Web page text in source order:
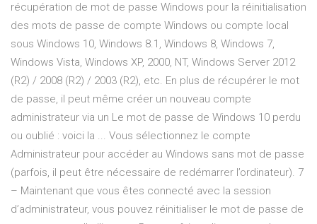
récupération de mot de passe Windows pour la réinitialisation
des mots de passe de compte Windows ou compte local
sous Windows 10, Windows 8.1, Windows 8, Windows 7,
Windows Vista, Windows XP, 2000, NT, Windows Server 2012
(R2) / 2008 (R2) / 2003 (R2), etc. En plus de récupérer le mot
de passe, il peut même créer un nouveau compte
administrateur via un Le mot de passe de Windows 10 perdu
ou oublié : voici la ... Vous sélectionnez le compte
Administrateur pour accéder au Windows sans mot de passe
(parfois, il peut être nécessaire de redémarrer l’ordinateur). 7
– Maintenant que vous êtes connecté avec la session
d’administrateur, vous pouvez réinitialiser le mot de passe de